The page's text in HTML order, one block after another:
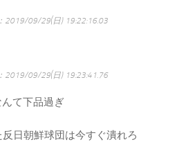
：2019/09/29(日) 19:22:16.03
：2019/09/29(日) 19:23:41.76
て下品過ぎ
日朝鮮球団は今すぐ潰れろ